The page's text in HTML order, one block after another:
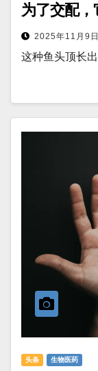
为了交配
2025年11月9日
这种鱼头顶长
头条 生物医药